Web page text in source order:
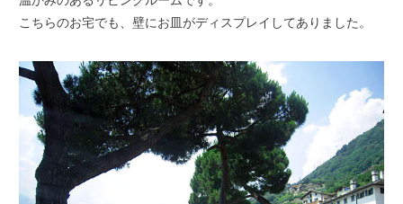
こちらのお宅でも、壁にお皿がディスプレイしてありました。